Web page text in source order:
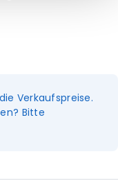
Verkaufspreise.
Bitte